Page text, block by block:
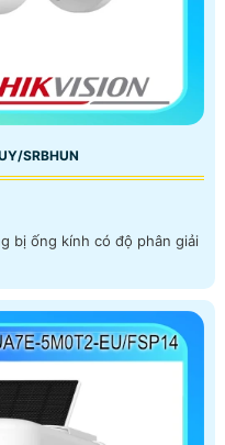
SRBHUN
bị ống kính có độ phân giải